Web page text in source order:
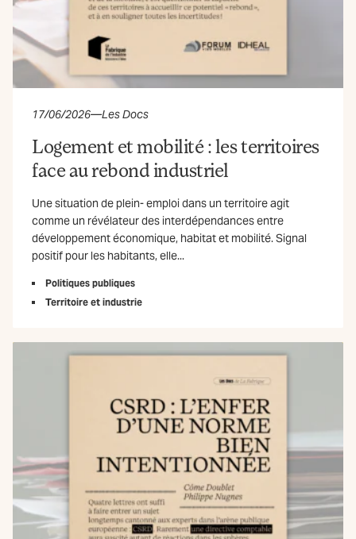
17/06/2026—Les Docs
Logement et mobilité : les territoires
face au rebond industriel
Une situation de plein- emploi dans un territoire agit
comme un révélateur des interdépendances entre
développement économique, habitat et mobilité. Signal
positif pour les habitants, elle...
Politiques publiques
Territoire et industrie